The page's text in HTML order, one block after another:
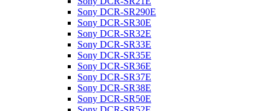
Sony DCR-SR290E
Sony DCR-SR30E
Sony DCR-SR32E
Sony DCR-SR33E
Sony DCR-SR35E
Sony DCR-SR36E
Sony DCR-SR37E
Sony DCR-SR38E
Sony DCR-SR50E